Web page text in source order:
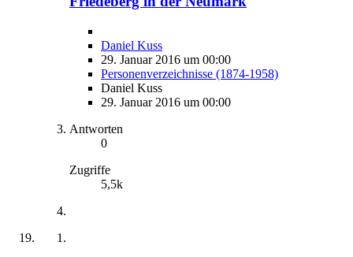
Daniel Kuss
29. Januar 2016 um 00:00
Personenverzeichnisse (1874-1958)
Daniel Kuss
29. Januar 2016 um 00:00
Antworten
0
Zugriffe
5,5k